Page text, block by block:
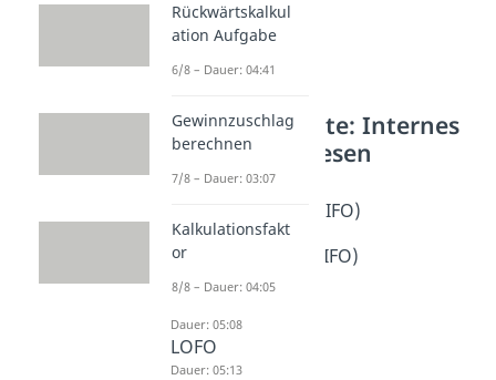
Weitere Inhalte: Internes
Rechnungswesen
Bestanderfassung
First In First Out (FIFO)
Dauer: 04:38
Last In First Out (LIFO)
Dauer: 04:42
HIFO
Dauer: 05:08
LOFO
Dauer: 05:13
Rückwärtskalkul
ation Aufgabe
6/8 – Dauer: 04:41
Gewinnzuschlag
berechnen
7/8 – Dauer: 03:07
Kalkulationsfakt
or
8/8 – Dauer: 04:05